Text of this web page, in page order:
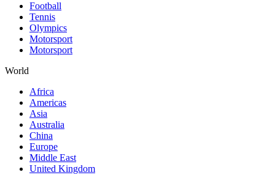
Football
Tennis
Olympics
Motorsport
Motorsport
World
Africa
Americas
Asia
Australia
China
Europe
Middle East
United Kingdom